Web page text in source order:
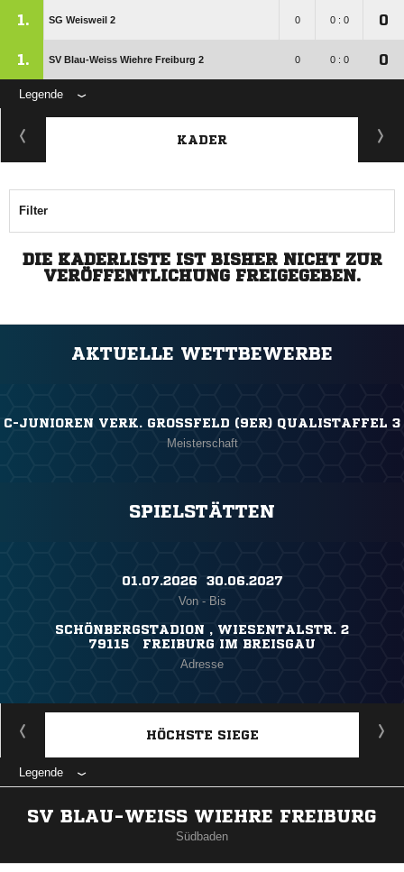
1. SG Weisweil 2 0 0 : 0 0
1. SV Blau-Weiss Wiehre Freiburg 2 0 0 : 0 0
Legende
KADER
Filter
DIE KADERLISTE IST BISHER NICHT ZUR
VERÖFFENTLICHUNG FREIGEGEBEN.
AKTUELLE WETTBEWERBE
C-JUNIOREN VERK. GROSSFELD (9ER) QUALISTAFFEL 3
Meisterschaft
SPIELSTÄTTEN
01.07.2026 ​ 30.06.2027
Von - Bis
SCHÖNBERGSTADION , WIESENTALSTR. 2
79115 FREIBURG IM BREISGAU
Adresse
HÖCHSTE SIEGE
Legende
SV BLAU-WEISS WIEHRE FREIBURG
Südbaden